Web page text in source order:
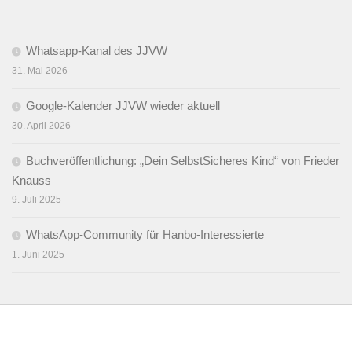
Whatsapp-Kanal des JJVW
31. Mai 2026
Google-Kalender JJVW wieder aktuell
30. April 2026
Buchveröffentlichung: „Dein SelbstSicheres Kind“ von Frieder
Knauss
9. Juli 2025
WhatsApp-Community für Hanbo-Interessierte
1. Juni 2025